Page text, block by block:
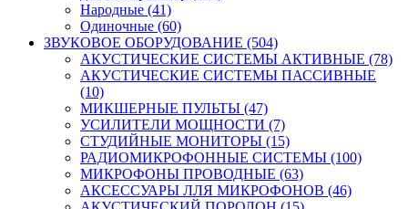
Народные (41)
Одиночные (60)
ЗВУКОВОЕ ОБОРУДОВАНИЕ (504)
АКУСТИЧЕСКИЕ СИСТЕМЫ АКТИВНЫЕ (78)
АКУСТИЧЕСКИЕ СИСТЕМЫ ПАССИВНЫЕ
(10)
МИКШЕРНЫЕ ПУЛЬТЫ (47)
УСИЛИТЕЛИ МОЩНОСТИ (7)
СТУДИЙНЫЕ МОНИТОРЫ (15)
РАДИОМИКРОФОННЫЕ СИСТЕМЫ (100)
МИКРОФОНЫ ПРОВОДНЫЕ (63)
АКСЕССУАРЫ ЛЛЯ МИКРОФОНОВ (46)